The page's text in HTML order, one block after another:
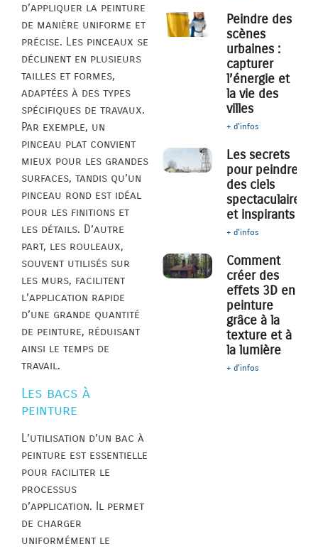
d’appliquer la peinture
de manière uniforme et
précise. Les pinceaux se
déclinent en plusieurs
tailles et formes,
adaptées à des types
spécifiques de travaux.
Par exemple, un
pinceau plat convient
mieux pour les grandes
surfaces, tandis qu’un
pinceau rond est idéal
pour les finitions et
les détails. D’autre
part, les rouleaux,
souvent utilisés sur
les murs, facilitent
l’application rapide
d’une grande quantité
de peinture, réduisant
ainsi le temps de
travail.
Les bacs à
peinture
L’utilisation d’un bac à
peinture est essentielle
pour faciliter le
processus
d’application. Il permet
de charger
uniformément le
Peindre des
scènes
urbaines :
capturer
l’énergie et
la vie des
villes
+ d'infos
Les secrets
pour peindre
des ciels
spectaculaires
et inspirants
+ d'infos
Comment
créer des
effets 3D en
peinture
grâce à la
texture et à
la lumière
+ d'infos